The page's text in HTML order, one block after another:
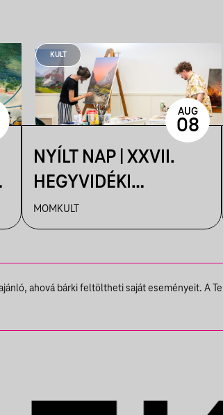
KULT
NYÍLT NAP | XXVII.
HEGYVIDÉKI
NEMZETKÖZI
MŰVÉSZTELEP
MOMKULT
AUG
08
ahová bárki feltöltheti saját eseményeit. A